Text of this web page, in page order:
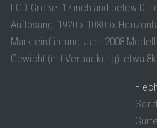
LCD-Größe: 17 inch and below
Auflösung: 1920 × 1080px
Markteinführung: Jahr 2008
Gewicht (mit Verpackung): etwa